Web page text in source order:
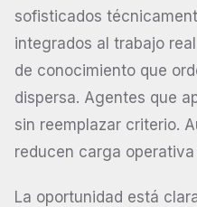
sofisticados
integrados al trabajo
de conocimiento que
dispersa. Agentes que
sin reemplazar criterio.
reducen carga
La oportunidad está